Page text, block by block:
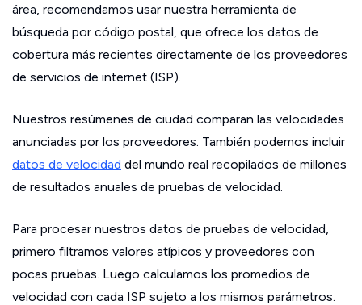
área, recomendamos usar nuestra herramienta de
búsqueda por código postal, que ofrece los datos de
cobertura más recientes directamente de los proveedores
de servicios de internet (ISP).
Nuestros resúmenes de ciudad comparan las velocidades
anunciadas por los proveedores. También podemos incluir
datos de velocidad del mundo real recopilados de millones
de resultados anuales de pruebas de velocidad.
Para procesar nuestros datos de pruebas de velocidad,
primero filtramos valores atípicos y proveedores con
pocas pruebas. Luego calculamos los promedios de
velocidad con cada ISP sujeto a los mismos parámetros.